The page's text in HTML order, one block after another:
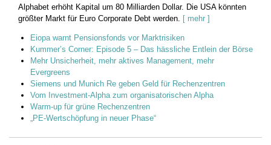
Alphabet erhöht Kapital um 80 Milliarden Dollar. Die USA könnten
größter Markt für Euro Corporate Debt werden.
[ mehr ]
Eiopa warnt Pensionsfonds vor Marktrisiken
Kummer’s Corner: Episode 5 – Das hässliche Entlein der Börse
Mehr Unsicherheit, mehr aktives Management, mehr
Evergreens
Siemens und Munich Re geben Geld für Rechenzentren
Vom Investment-Alpha zum organisatorischen Alpha
Warm-up für grüne Rechenzentren
„PE-Wertschöpfung in neuer Phase“